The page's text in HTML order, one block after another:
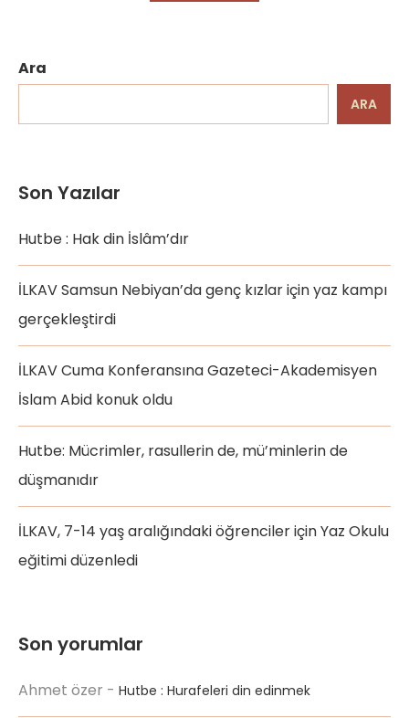
Ara
ARA
Son Yazılar
Hutbe : Hak din İslâm’dır
İLKAV Samsun Nebiyan’da genç kızlar için yaz kampı
gerçekleştirdi
İLKAV Cuma Konferansına Gazeteci-Akademisyen
İslam Abid konuk oldu
Hutbe: Mücrimler, rasullerin de, mü’minlerin de
düşmanıdır
İLKAV, 7-14 yaş aralığındaki öğrenciler için Yaz Okulu
eğitimi düzenledi
Son yorumlar
Ahmet özer - Hutbe : Hurafeleri din edinmek